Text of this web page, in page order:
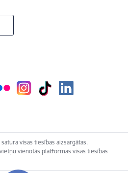
visas tiesības aizsargātas.
vienotās platformas visas tiesības